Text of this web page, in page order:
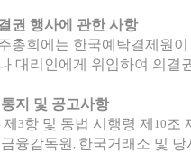
권 행사에 관한 사항
총회에는 한국예탁결제원
대리인에게 위임하여 의결
지 및 공고사항
제 3항 및 동법 시행령 제 10조
융감독원 , 한국거래소 및